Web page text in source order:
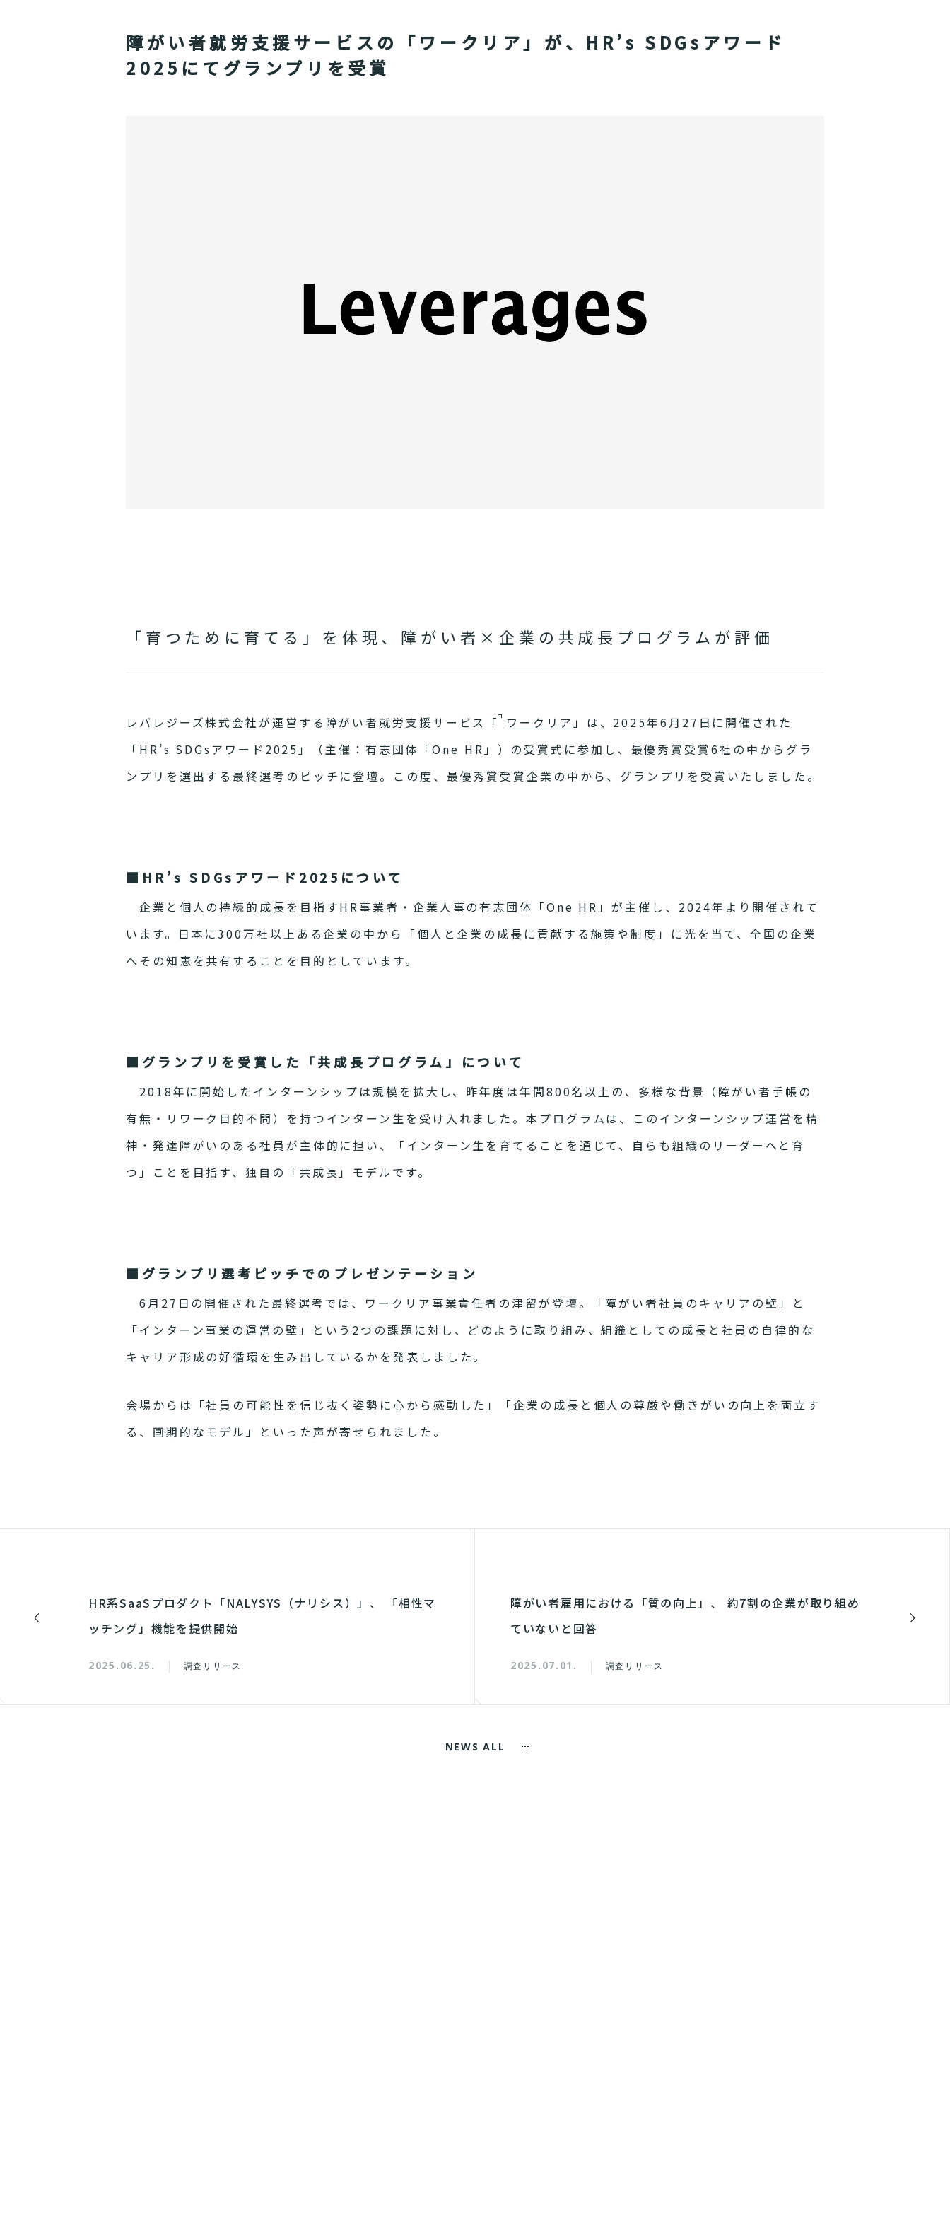
障がい者就労支援サービスの「ワークリア」が、HR’s SDGsアワード
2025にてグランプリを受賞
「育つために育てる」を体現、障がい者×企業の共成長プログラムが評価
レバレジーズ株式会社が運営する障がい者就労支援サービス「 ワークリア 」 は、2025年6月27日に開催された
「HR’s SDGsアワード2025」（主催：有志団体「One HR」）の受賞式に参加し、最優秀賞受賞6社の中からグラ
ンプリを選出する最終選考のピッチに登壇。この度、最優秀賞受賞企業の中から、グランプリを受賞いたしました。
■HR’s SDGsアワード2025について
企業と個人の持続的成長を目指すHR事業者・企業人事の有志団体「One HR」が主催し、2024年より開催されて
います。日本に300万社以上ある企業の中から「個人と企業の成長に貢献する施策や制度」に光を当て、全国の企業
へその知恵を共有することを目的としています。
■グランプリを受賞した「共成長プログラム」について
2018年に開始したインターンシップは規模を拡大し、昨年度は年間800名以上の、多様な背景（障がい者手帳の
有無・リワーク目的不問）を持つインターン生を受け入れました。本プログラムは、このインターンシップ運営を精
神・発達障がいのある社員が主体的に担い、「インターン生を育てることを通じて、自らも組織のリーダーへと育
つ」ことを目指す、独自の「共成長」モデルです。
■グランプリ選考ピッチでのプレゼンテーション
6月27日の開催された最終選考では、ワークリア事業責任者の津留が登壇。「障がい者社員のキャリアの壁」と
「インターン事業の運営の壁」という2つの課題に対し、どのように取り組み、組織としての成長と社員の自律的な
キャリア形成の好循環を生み出しているかを発表しました。
会場からは「社員の可能性を信じ抜く姿勢に心から感動した」「企業の成長と個人の尊厳や働きがいの向上を両立す
る、画期的なモデル」といった声が寄せられました。
HR系SaaSプロダクト「NALYSYS（ナリシス）」、 「相性マ
ッチング」機能を提供開始
2025.06.25. 調査リリース
障がい者雇用における「質の向上」、 約7割の企業が取り組め
ていないと回答
2025.07.01. 調査リリース
NEWS ALL